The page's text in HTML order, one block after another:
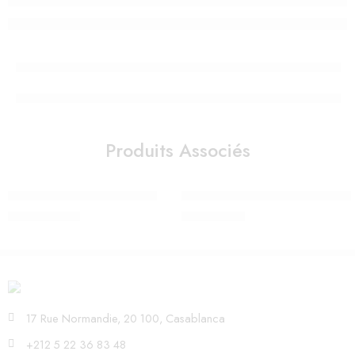
Produits Associés
17 Rue Normandie, 20 100, Casablanca
+212 5 22 36 83 48